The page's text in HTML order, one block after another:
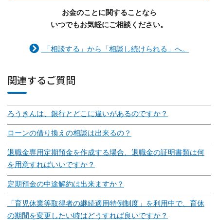
お金のことに関することなら
いつでもお気軽にご相談ください。
「相談する」から「相談し続けられる」へ。
関連するご質問
ろうきんは、銀行とどこに違いがあるのですか？
ローンの借り換えの相談は出来るの？
退職金専用定期預金を作成する場合、退職金の証明書類は何
を用意すればいいですか？
定期預金の中途解約は出来ますか？
「育児休業等取得者の継続適用特例制度」を利用中で、育休
の期間を変更したい時はどうすれば良いですか？